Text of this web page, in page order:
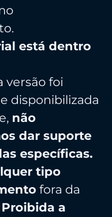
está dentro
versão foi
disponibilizada
não
dar suporte
específicas.
tipo
fora da
Proibida a